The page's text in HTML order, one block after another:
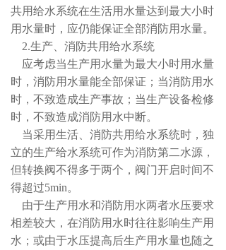
共用给水系统在生活用水量达到最大小时
用水量时，应仍能保证全部消防用水量。
2.生产、消防共用给水系统
应考虑当生产用水量为最大小时用水量
时，消防用水量能全部保证；当消防用水
时，不致造成生产事故；当生产设备检修
时，不致造成消防用水中断。
当采用生活、消防共用给水系统时，独
立的生产给水系统可作为消防第二水源，
但转换阀不得多于两个，阀门开启时间不
得超过5min。
由于生产用水和消防用水两者水压要求
相差较大，在消防用水时往往影响生产用
水；或由于水压提高后生产用水量也随之